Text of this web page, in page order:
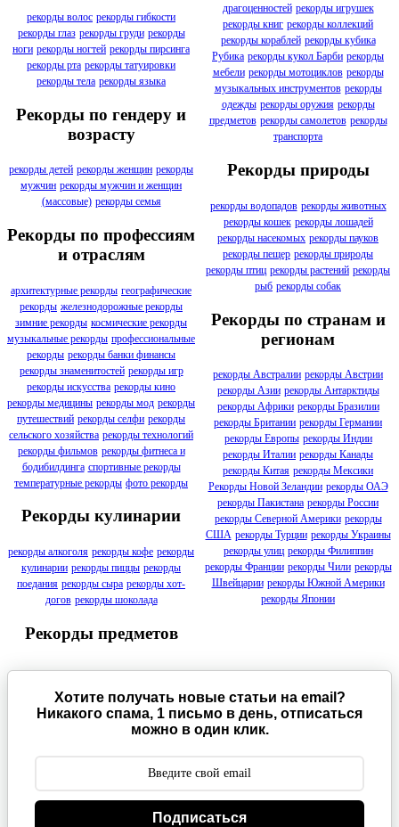
рекорды волос рекорды гибкости
рекорды глаз рекорды груди рекорды
ноги рекорды ногтей рекорды пирсинга
рекорды рта рекорды татуировки
рекорды тела рекорды языка
Рекорды по гендеру и
возрасту
рекорды детей рекорды женщин рекорды
мужчин рекорды мужчин и женщин
(массовые) рекорды семья
Рекорды по профессиям
и отраслям
архитектурные рекорды географические
рекорды железнодорожные рекорды
зимние рекорды космические рекорды
музыкальные рекорды профессиональные
рекорды рекорды банки финансы
рекорды знаменитостей рекорды игр
рекорды искусства рекорды кино
рекорды медицины рекорды мод рекорды
путешествий рекорды селфи рекорды
сельского хозяйства рекорды технологий
рекорды фильмов рекорды фитнеса и
бодибилдинга спортивные рекорды
температурные рекорды фото рекорды
Рекорды кулинарии
рекорды алкоголя рекорды кофе рекорды
кулинарии рекорды пиццы рекорды
поедания рекорды сыра рекорды хот-
догов рекорды шоколада
Рекорды предметов
драгоценностей рекорды игрушек
рекорды книг рекорды коллекций
рекорды кораблей рекорды кубика
Рубика рекорды кукол Барби рекорды
мебели рекорды мотоциклов рекорды
музыкальных инструментов рекорды
одежды рекорды оружия рекорды
предметов рекорды самолетов рекорды
транспорта
Рекорды природы
рекорды водопадов рекорды животных
рекорды кошек рекорды лошадей
рекорды насекомых рекорды пауков
рекорды пещер рекорды природы
рекорды птиц рекорды растений рекорды
рыб рекорды собак
Рекорды по странам и
регионам
рекорды Австралии рекорды Австрии
рекорды Азии рекорды Антарктиды
рекорды Африки рекорды Бразилии
рекорды Британии рекорды Германии
рекорды Европы рекорды Индии
рекорды Италии рекорды Канады
рекорды Китая рекорды Мексики
Рекорды Новой Зеландии рекорды ОАЭ
рекорды Пакистана рекорды России
рекорды Северной Америки рекорды
США рекорды Турции рекорды Украины
рекорды улиц рекорды Филиппин
рекорды Франции рекорды Чили рекорды
Швейцарии рекорды Южной Америки
рекорды Японии
Хотите получать новые статьи на email?
Никакого спама, 1 письмо в день, отписаться
можно в один клик.
Подписаться